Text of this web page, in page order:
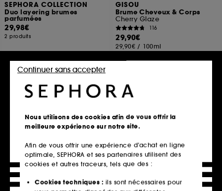
SEPHORA COLLECTION
Duo layering brumes
parfumées
29,98€
2 produits
Découvrir
GISOU
Brume Cheveux & Corps
Cherry Glaze
116
29,90€
29,90€ / 100ml
Ajouter au panier
Best seller Best seller
Nous utilisons des cookies afin de vous offrir la
meilleure expérience sur notre site.
Afin de vous offrir une expérience d’achat en ligne
optimale, SEPHORA et ses partenaires utilisent des
cookies et autres traceurs, tels que des :
Cookies techniques : ils sont nécessaires pour
Continuer sans accepter